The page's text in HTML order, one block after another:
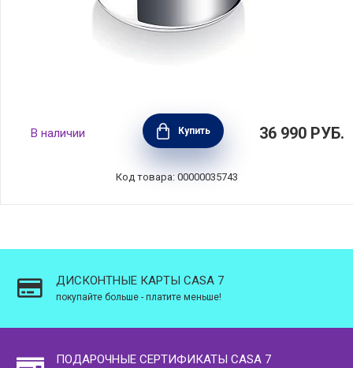
Кастрюля-пароварка CHAMBORD 15л,
диаметр 28 см, нержавеющая сталь, BEKA,
Бельгия, 12230024
В наличии Купить 36 990 РУБ.
Код товара: 00000035743
ДИСКОНТНЫЕ КАРТЫ CASA 7
покупайте больше - платите меньше!
ПОДАРОЧНЫЕ СЕРТИФИКАТЫ CASA 7